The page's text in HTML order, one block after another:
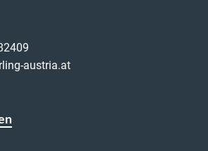
austria.at